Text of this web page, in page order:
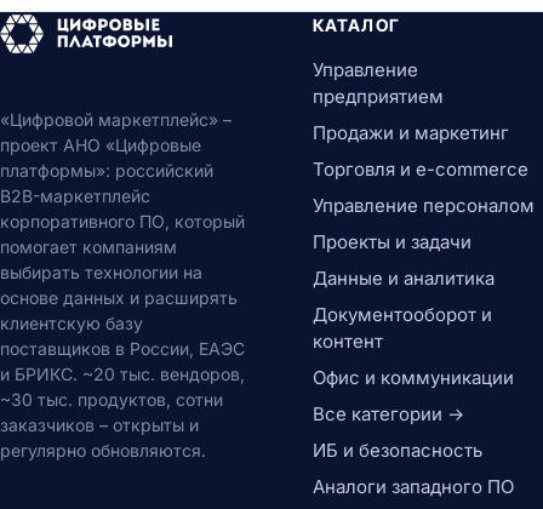
«Цифровой маркетплейс» –
проект АНО «Цифровые
платформы»: российский
B2B-маркетплейс
корпоративного ПО, который
помогает компаниям
выбирать технологии на
основе данных и расширять
клиентскую базу
поставщиков в России, ЕАЭС
и БРИКС. ~20 тыс. вендоров,
~30 тыс. продуктов, сотни
заказчиков – открыты и
регулярно обновляются.
КАТАЛОГ
Управление
предприятием
Продажи и маркетинг
Торговля и e-commerce
Управление персоналом
Проекты и задачи
Данные и аналитика
Документооборот и
контент
Офис и коммуникации
Все категории →
ИБ и безопасность
Аналоги западного ПО